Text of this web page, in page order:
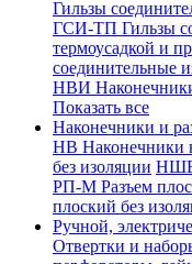
Гильзы
ГСИ-ТП Гильзы
термоусадкой и
соединительные
НВИ
Показать все
Наконечники и
НВ Наконечники
без изоляции НШВ
РП-М Разъем
плоский без
Ручной,
Отвертки и